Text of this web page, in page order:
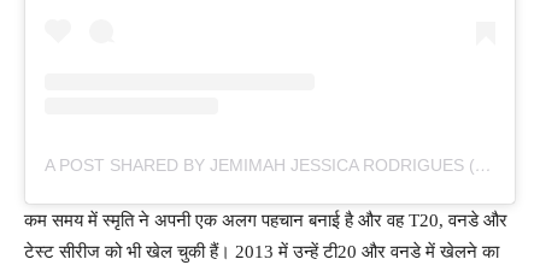
A POST SHARED BY JEMIMAH JESSICA RODRIGUES (@JEMIMAHRODRIGUES)
कम समय में स्मृति ने अपनी एक अलग पहचान बनाई है और वह T20, वनडे और
टेस्ट सीरीज को भी खेल चुकी हैं। 2013 में उन्हें टी20 और वनडे में खेलने का